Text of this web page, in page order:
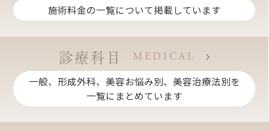
施術料金の一覧について掲載しています
診療科目
MEDICAL
一般、形成外科、美容お悩み別、美容治療法別を
一覧にまとめています